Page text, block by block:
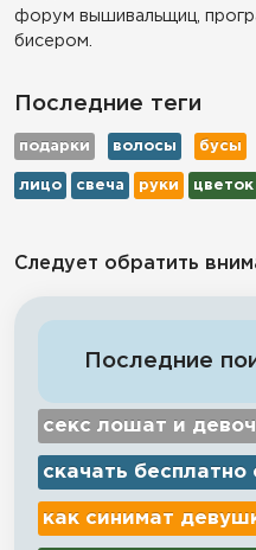
форум вышивальщиц,
бисером.
Последние теги
подарки волосы бусы
лицо свеча руки цветок
Следует обратить
Последние
секс лошат и
скачать
как синимат